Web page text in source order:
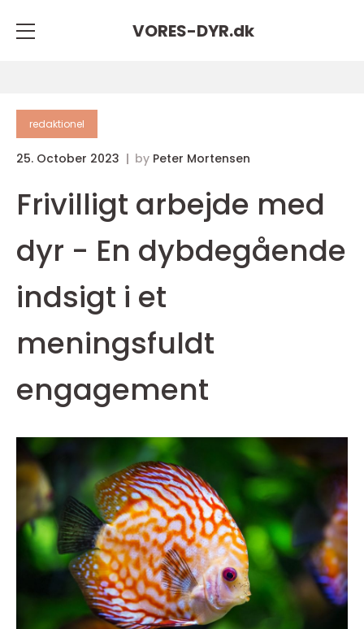
VORES-DYR.dk
redaktionel
25. October 2023 by Peter Mortensen
Frivilligt arbejde med
dyr - En dybdegående
indsigt i et
meningsfuldt
engagement